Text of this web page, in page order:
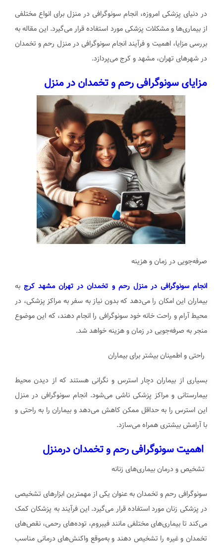
در دنیای پزشکی امروزه، انجام سونوگرافی در منزل برای انواع مختلفی
از بیماری‌ها و مشکلات پزشکی مورد استفاده قرار می‌گیرد. این مقاله به
بررسی مزایا، اهمیت و فرآیند انجام سونوگرافی در منزل رحم و تخمدان
در شهرهای تهران، مشهد و کرج می‌پردازد.
مزایای سونوگرافی رحم و تخمدان در منزل
صرفه‌جویی در زمان و هزینه
انجام سونوگرافی در منزل رحم و تخمدان در تهران مشهد کرجبه
بیماران این امکان را می‌دهد که بدون نیاز به سفر به مراکز پزشکی، در
محیط آرام و راحت خانه خود سونوگرافی را انجام دهند، که این موضوع
منجر به صرفه‌جویی در زمان و هزینه خواهد شد.
راحتی و اطمینان بیشتر برای بیماران
بسیاری از بیماران دچار استرس و نگرانی هستند که از دیدن محیط
بیمارستانی و مراکز پزشکی ناشی می‌شود. انجام سونوگرافی در منزل
این استرس را به حداقل ممکن کاهش می‌دهد و بیماران را به راحتی و
با آرامش بیشتری همراه می‌سازد.
اهمیت سونوگرافی رحم و تخمدان درمنزل
تشخیص و درمان بیماری‌های زنانه
سونوگرافی رحم و تخمدان به عنوان یکی از مهمترین ابزارهای تشخیصی
در پزشکی زنان مورد استفاده قرار می‌گیرد. این فرآیند به پزشکان کمک
می‌کند تا بیماری‌های مختلفی مانند فیبروم، توده‌های رحمی، نقص‌های
تخمدان و غیره را تشخیص دهند و به‌موقع واکنش‌های درمانی مناسب